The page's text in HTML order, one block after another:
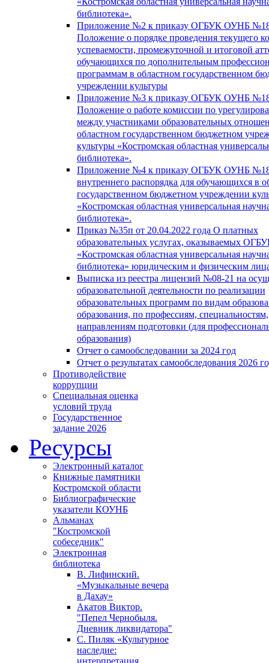
библиотека».
Приложение №2 к приказу ОГБУК ОУНБ
Положение о порядке проведения текущего
успеваемости, промежуточной и итоговой
обучающихся по дополнительным
программам в областном государственном
учреждении культуры
Приложение №3 к приказу ОГБУК ОУНБ
Положение о работе комиссии по
между участниками образовательных
областном государственном бюджетном
культуры «Костромская областная
библиотека».
Приложение №4 к приказу ОГБУК ОУНБ
внутреннего распорядка для обучающихся в
государственном бюджетном учреждении
«Костромская областная универсальная
библиотека».
Приказ №35п от 20.04.2022 года О платных
образовательных услугах, оказываемых
«Костромская областная универсальная
библиотека» юридическим и физическим
Выписка из реестра лицензий №08-21 на
образовательной деятельности по реализации
образовательных программ по видам
образования, по профессиям, специальностям,
направлениям подготовки (для
образования)
Отчет о самообследовании за 2024 год
Отчет о результатах самообследования 2026
Противодействие
коррупции
Специальная оценка
условий труда
Государственное
задание 2026
Ресурсы
Электронный каталог
Книжные памятники
Костромской области
Библиографические
указатели КОУНБ
Альманах
"Костромской
собеседник"
Электронная
библиотека
В. Лифинский.
«Музыкальные вечера
в Дахау»
Акатов Виктор.
"Пепел Чернобыля.
Дневник ликвидатора"
С. Пиляк «Культурное
наследие:
интерпретация,